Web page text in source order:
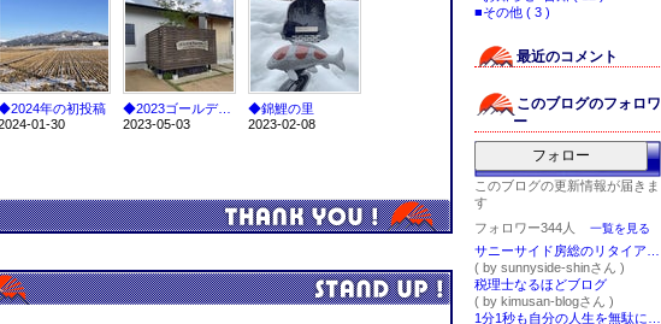
■その他 ( 3 )
最近のコメント
このブログのフォロワ
ー
フォロー
このブログの更新情報が届きま
す
フォロワー344人
一覧を見る
( by sunnyside-shinさん )
税理士なるほどブログ
( by kimusan-blogさん )
年の初投稿
01-30
2023-05-03
◆錦鯉の里
2023-02-08